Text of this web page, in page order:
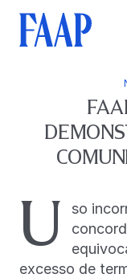
U
so
excesso de